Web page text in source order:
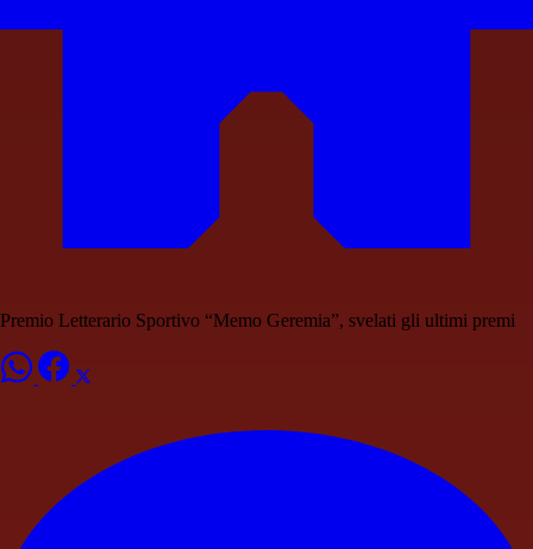
Premio Letterario Sportivo “Memo Geremia”, svelati gli ultimi premi